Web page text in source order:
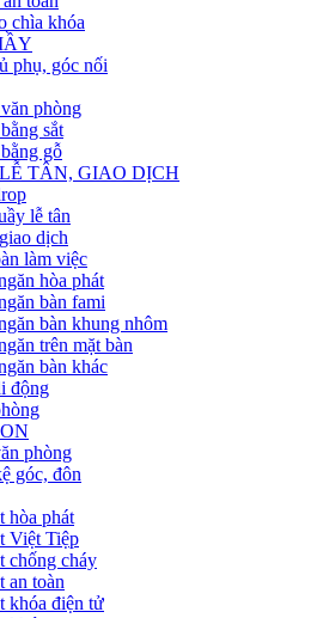
chìa khóa
phụ, góc nối
phòng
sắt
gỗ
TÂN, GIAO DỊCH
lễ tân
dịch
làm việc
hòa phát
bàn fami
bàn khung nhôm
trên mặt bàn
bàn khác
động
phòng
góc, đôn
hòa phát
Việt Tiệp
chống cháy
an toàn
khóa điện tử